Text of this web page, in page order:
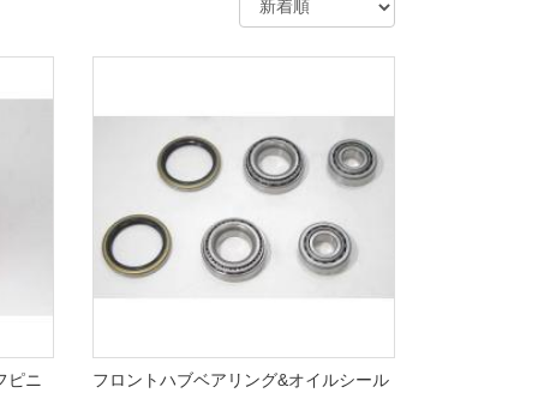
ピニ
フロントハブベアリング&オイルシール